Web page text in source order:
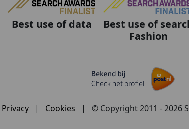
Best use of data
Best use of
Fashion
Privacy | Cookies | © Copyright 2011 - 2026